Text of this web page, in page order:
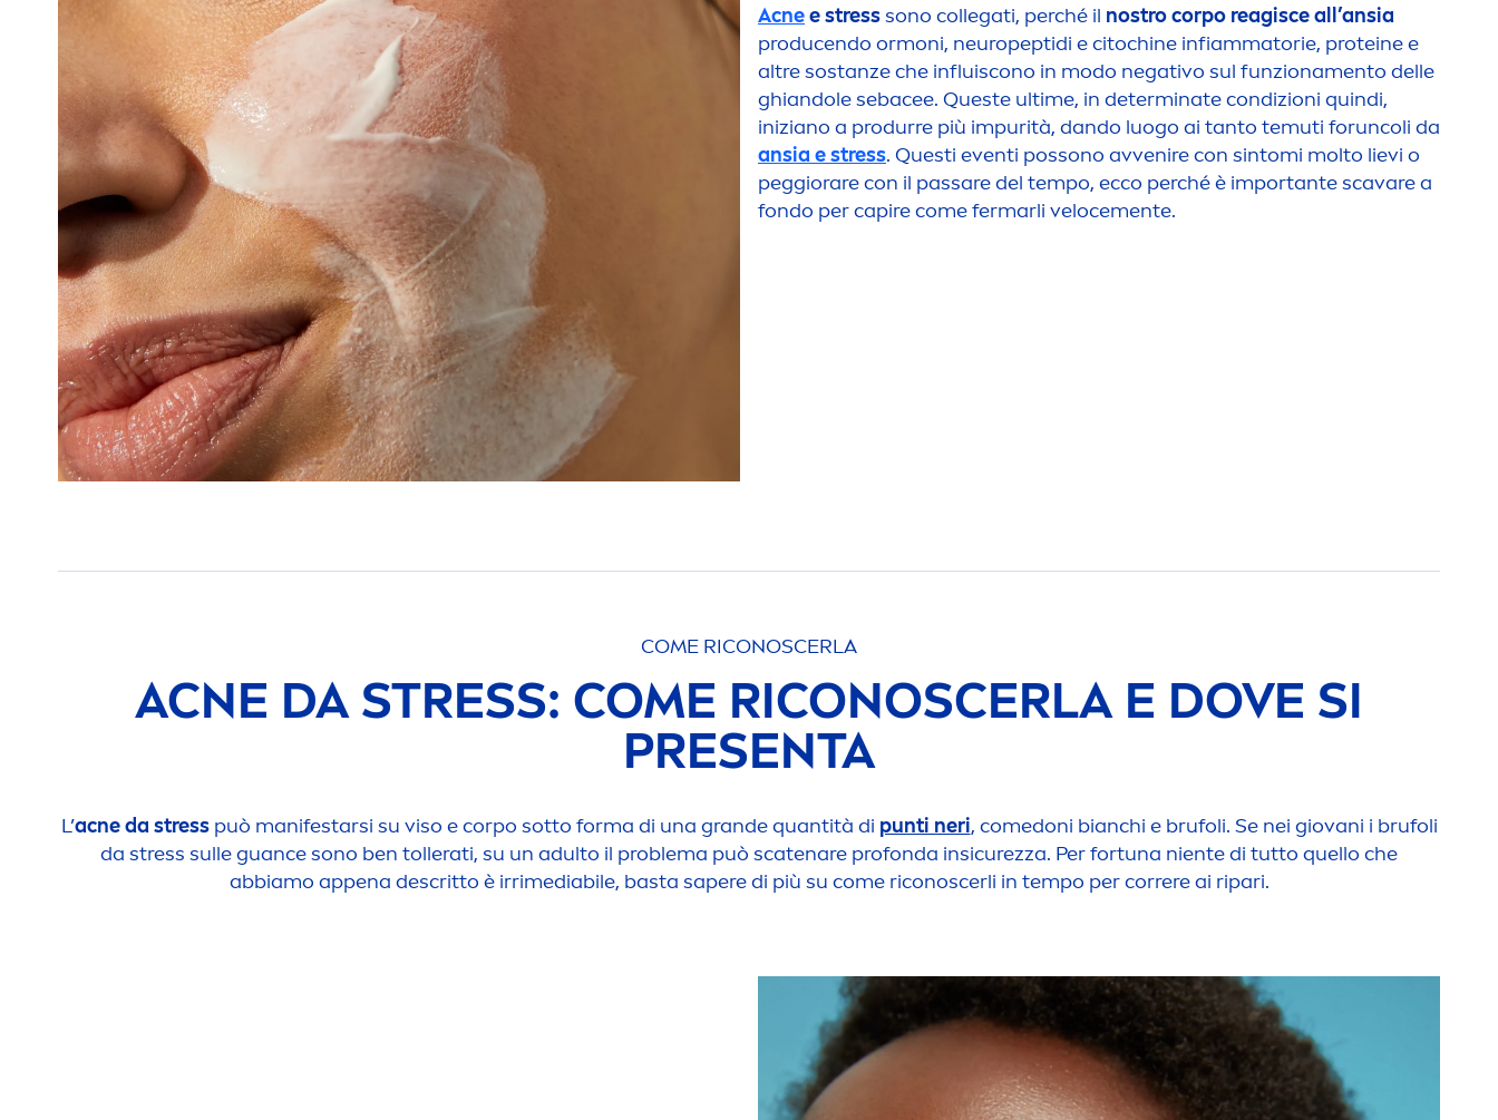
Acneestresssono collegati, perché il nostro corpo reagisce all’ansia
producendo ormoni, neuropeptidi e citochine infiammatorie, proteine e
altre sostanze che influiscono in modo negativo sul funzionamento delle
ghiandole sebacee. Queste ultime, in determinate condizioni quindi,
iniziano a produrre più impurità, dando luogo ai tanto temuti foruncoli da
ansia estress. Questi eventi possono avvenire con sintomi molto lievi o
peggiorare con il passare del tempo, ecco perché è importante scavare a
fondo per capire come fermarli velocemente.
COME RICONOSCERLA
ACNE DA STRESS: COME RICONOSCERLA E DOVE SI
PRESENTA
L’acne dastress può manifestarsi su viso e corpo sotto forma di una grande quantità di punti neri, comedoni bianchi e brufoli. Se nei giovani i brufoli
da stress sulle guance sono ben tollerati, su un adulto il problema può scatenare profonda insicurezza. Per fortuna niente di tutto quello che
abbiamo appena descritto è irrimediabile, basta sapere di più su come riconoscerli in tempo per correre ai ripari.